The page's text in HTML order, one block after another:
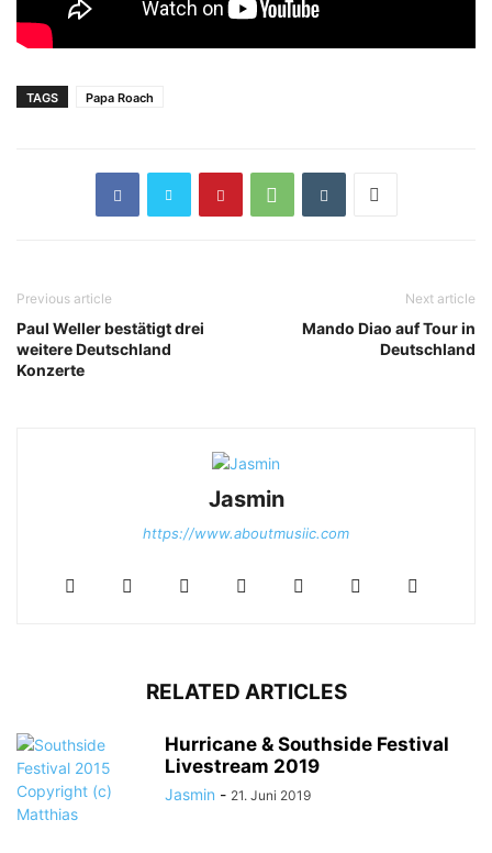
TAGS Papa Roach
Previous article
Paul Weller bestätigt drei
weitere Deutschland
Konzerte
Next article
Mando Diao auf Tour in
Deutschland
Jasmin
https://www.aboutmusiic.com
RELATED ARTICLES
Hurricane & Southside Festival
Livestream 2019
Jasmin - 21. Juni 2019